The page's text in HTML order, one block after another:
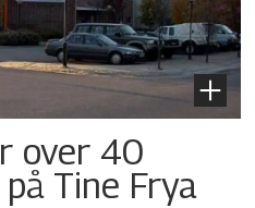
over 40
Tine Frya